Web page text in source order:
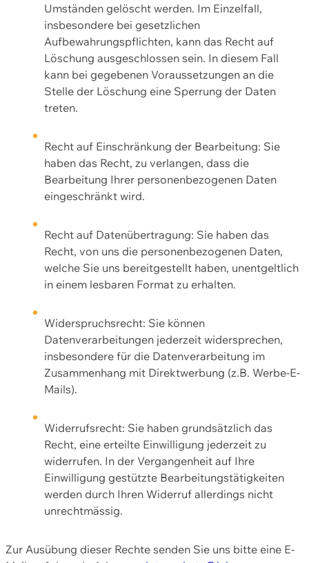
Umständen gelöscht werden. Im Einzelfall,
insbesondere bei gesetzlichen
Aufbewahrungspflichten, kann das Recht auf
Löschung ausgeschlossen sein. In diesem Fall
kann bei gegebenen Voraussetzungen an die
Stelle der Löschung eine Sperrung der Daten
treten.
Recht auf Einschränkung der Bearbeitung: Sie
haben das Recht, zu verlangen, dass die
Bearbeitung Ihrer personenbezogenen Daten
eingeschränkt wird.
Recht auf Datenübertragung: Sie haben das
Recht, von uns die personenbezogenen Daten,
welche Sie uns bereitgestellt haben, unentgeltlich
in einem lesbaren Format zu erhalten.
Widerspruchsrecht: Sie können
Datenverarbeitungen jederzeit widersprechen,
insbesondere für die Datenverarbeitung im
Zusammenhang mit Direktwerbung (z.B. Werbe-E-
Mails).
Widerrufsrecht: Sie haben grundsätzlich das
Recht, eine erteilte Einwilligung jederzeit zu
widerrufen. In der Vergangenheit auf Ihre
Einwilligung gestützte Bearbeitungstätigkeiten
werden durch Ihren Widerruf allerdings nicht
unrechtmässig.
Zur Ausübung dieser Rechte senden Sie uns bitte eine E-